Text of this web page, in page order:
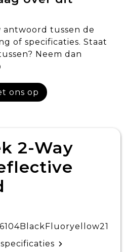
tussen de
of specificaties. Staat
Neem dan
ons op
2-Way